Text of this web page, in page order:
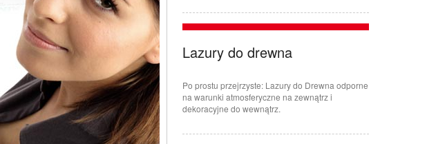
Lazury do drewna
Po prostu przejrzyste: Lazury do Drewna odporne
na warunki atmosferyczne na zewnątrz i
dekoracyjne do wewnątrz.